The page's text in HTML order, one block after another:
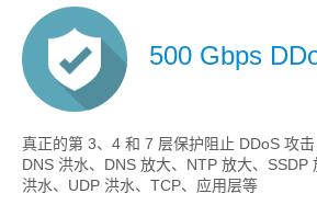
500 Gbps
真正的第 3、4 和 7 层保护阻止 DDoS 攻击
DNS 洪水、DNS 放大、NTP 放大、SSDP
洪水、UDP 洪水、TCP、应用层等